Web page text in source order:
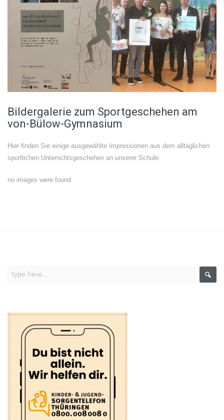
Bildergalerie zum Sportgeschehen am
von-Bülow-Gymnasium
Hier finden Sie einige ausgewählte Impressionen aus dem alltäglichen
sportlichen Unterrichtsgeschehen an unserer Schule.
no images were found